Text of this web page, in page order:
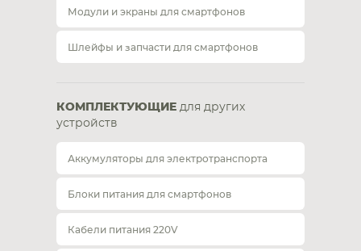
Модули и экраны для смартфонов
Шлейфы и запчасти для смартфонов
КОМПЛЕКТУЮЩИЕ для других
устройств
Аккумуляторы для электротранспорта
Блоки питания для смартфонов
Кабели питания 220V